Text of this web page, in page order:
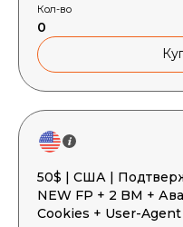
Кол-во
0
50$ | США |
NEW FP + 2 BM + Аватарка + Почта + Token +
Cookies + User-Agent